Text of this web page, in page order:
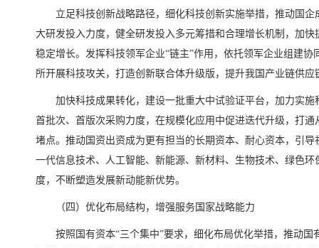
立足科技创新战略路径，细化科技创新实施举措，推动国
大研发投入力度，健全研发投入多元筹措和合理增长机制，加
稳定增长。发挥科技领军企业“链主”作用，依托领军企业组建
所开展科技攻关，打造创新联合体升级版，提升我国产业链供应
加快科技成果转化，建设一批重大中试验证平台，加力实
首批次、首版次采购力度，在规模化应用中促进迭代升级，打
堵点。推动国资出资成为更有担当的长期资本、耐心资本，引
一代信息技术、人工智能、新能源、新材料、生物技术、绿色
度，不断塑造发展新动能新优势。
（四）优化布局结构，增强服务国家战略能力
按照国有资本“三个集中”要求，细化布局优化举措，推动